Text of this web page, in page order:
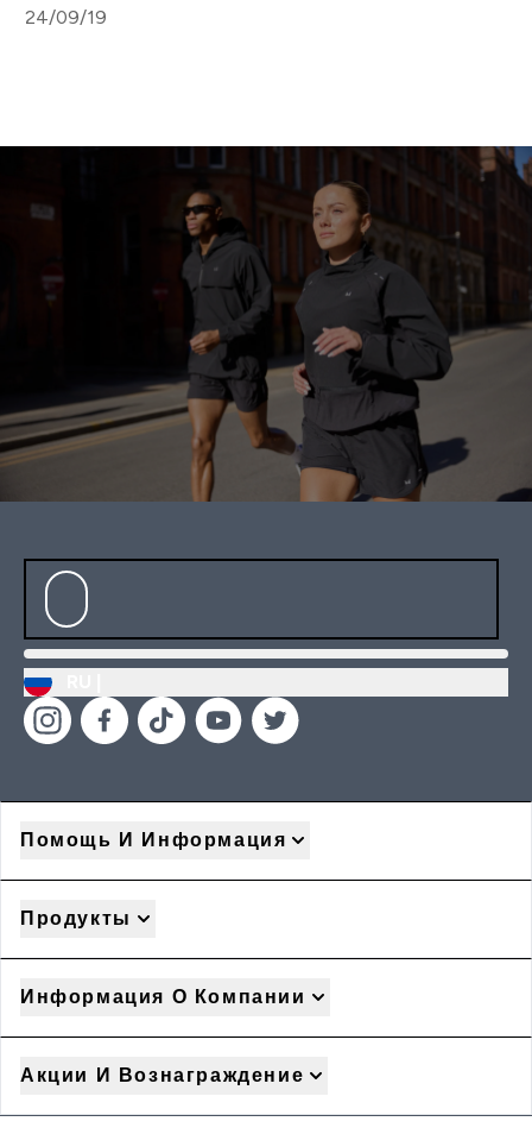
24/09/19
Помощь И Информация
Продукты
Информация О Компании
Акции И Вознаграждение